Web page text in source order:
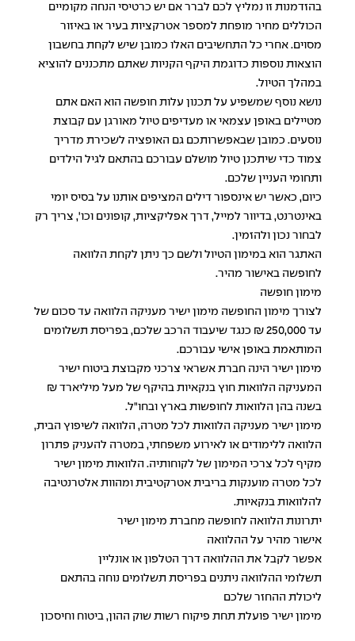
בהזדמנות זו נמליץ לכם לברר אם יש כרטיסי הנחה מקומיים
הכוללים מחיר מופחת למספר אטרקציות בעיר או באיזור
מסוים. אחרי כל התחשיבים האלו כמובן שיש לקחת בחשבון
הוצאות נוספות כדוגמת היקף הקניות שאתם מתכננים להוציא
במהלך הטיול.
נושא נוסף שמשפיע על תכנון עלות חופשה הוא האם אתם
מטיילים באופן עצמאי או מעדיפים טיול מאורגן עם קבוצת
נוסעים. כמובן שבאפשרותכם גם האופציה לשכירת מדריך
צמוד כדי שיתכנן טיול מושלם עבורכם בהתאם לגיל הילדים
ותחומי העניין שלכם.
כיום, כאשר יש אינספור דילים המציפים אותנו על בסיס יומי
באינטרנט, בדיוור למייל, דרך אפליקציות, קופונים וכו', צריך רק
לבחור נכון ולהזמין.
האתגר הוא במימון הטיול ולשם כך ניתן לקחת הלוואה
לחופשה באישור מהיר.
מימון חופשה
לצורך מימון החופשה מימון ישיר מעניקה הלוואה עד סכום של
עד 250,000 ₪ כנגד שיעבוד הרכב שלכם, בפריסת תשלומים
המותאמת באופן אישי עבורכם.
מימון ישיר הינה חברת אשראי צרכני מקבוצת ביטוח ישיר
המעניקה הלוואות חוץ בנקאיות בהיקף של מעל מיליארד ₪
בשנה בהן הלוואות לחופשות בארץ ובחו"ל.
מימון ישיר מעניקה הלוואות לכל מטרה, הלוואה לשיפוץ הבית,
הלוואה ללימודים או לאירוע משפחתי, במטרה להעניק פתרון
מקיף לכל צרכי המימון של לקוחותיה. הלוואות מימון ישיר
לכל מטרה מוענקות בריבית אטרקטיבית ומהוות אלטרנטיבה
להלוואות בנקאיות.
יתרונות הלוואה לחופשה מחברת מימון ישיר
אישור מהיר על ההלוואה
אפשר לקבל את ההלוואה דרך הטלפון או אונליין
תשלומי ההלוואה ניתנים בפריסת תשלומים נוחה בהתאם
ליכולת ההחזר שלכם
מימון ישיר פועלת תחת פיקוח רשות שוק ההון, ביטוח וחיסכון